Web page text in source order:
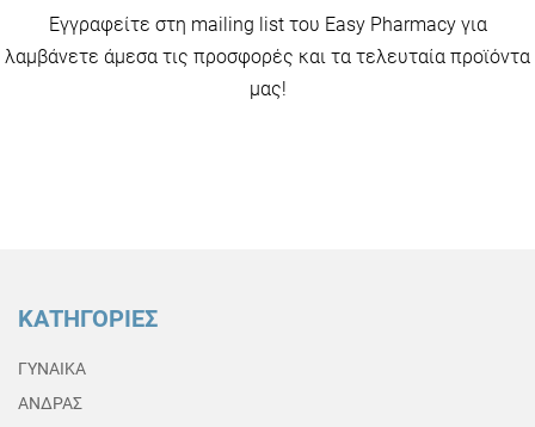
Εγγραφείτε στη mailing list του Easy Pharmacy για
λαμβάνετε άμεσα τις προσφορές και τα τελευταία προϊόντα
μας!
ΚΑΤΗΓΟΡΙΕΣ
ΓΥΝΑΙΚΑ
ΑΝΔΡΑΣ